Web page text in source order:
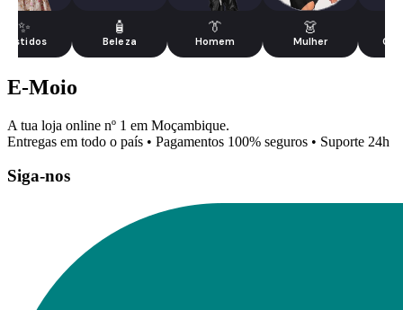
✨
Vestidos
🧴
Beleza
👔
Homem
👗
Mulher
E-Moio
A tua loja online nº 1 em Moçambique.
Entregas em todo o país • Pagamentos 100% seguros • Suporte 24h
Siga-nos